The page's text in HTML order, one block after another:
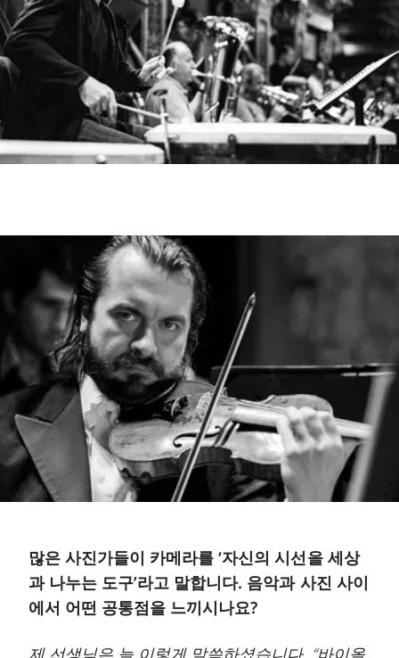
많은 사진가들이 카메라를 ‘자신의 시선을 세상
과 나누는 도구’라고 말합니다. 음악과 사진 사이
에서 어떤 공통점을 느끼시나요?
제 선생님은 늘 이렇게 말씀하셨습니다. “바이올